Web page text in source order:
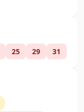
25 29 31